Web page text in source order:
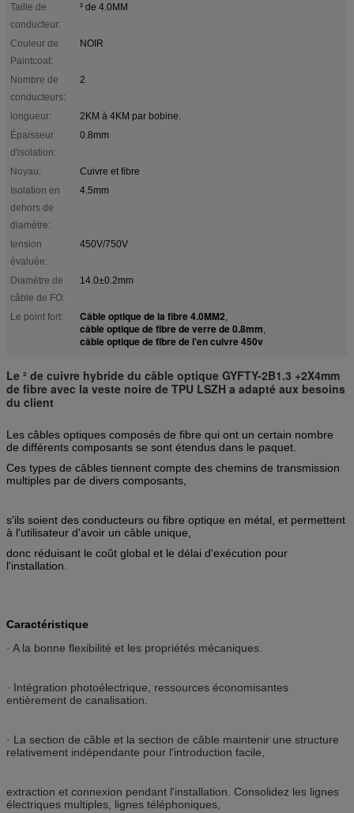
Taille de
conducteur:
² de 4.0MM
Couleur de
Paintcoat:
NOIR
Nombre de
conducteurs:
2
longueur:
2KM à 4KM par bobine.
Épaisseur
d'isolation:
0.8mm
Noyau:
Cuivre et fibre
Isolation en
dehors de
diamètre:
4.5mm
tension
évaluée:
450V/750V
Diamètre de
câble de FO:
14.0±0.2mm
Le point fort: Câble optique de la fibre 4.0MM2,
câble optique de fibre de verre de 0.8mm,
câble optique de fibre de l'en cuivre 450v
Le ² de cuivre hybride du câble optique GYFTY-2B1.3 +2X4mm
de fibre avec la veste noire de TPU LSZH a adapté aux besoins
du client
Les câbles optiques composés de fibre qui ont un certain nombre
de différents composants se sont étendus dans le paquet.
Ces types de câbles tiennent compte des chemins de transmission
multiples par de divers composants,
s'ils soient des conducteurs ou fibre optique en métal, et permettent
à l'utilisateur d'avoir un câble unique,
donc réduisant le coût global et le délai d'exécution pour
l'installation.
Caractéristique
· A la bonne flexibilité et les propriétés mécaniques.
· Intégration photoélectrique, ressources économisantes
entièrement de canalisation.
· La section de câble et la section de câble maintenir une structure
relativement indépendante pour l'introduction facile,
extraction et connexion pendant l'installation. Consolidez les lignes
électriques multiples, lignes téléphoniques,